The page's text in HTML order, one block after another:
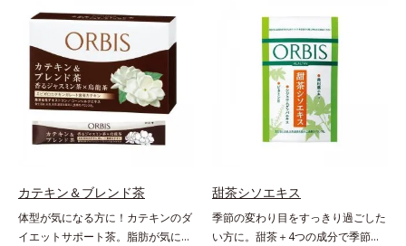
放出されます。またすこやかな美し
さのために、和漢植物由来成分とセ
ラミドをプラス。さらにストレス社
会に負けないためのGABAも配合し
ました。現代社会を生き抜く女性の
すこやかな毎日を応援します。
肌に。加水分解ヒアルロン酸配合。
浸透性と水分保持力のWのうるおい
ベールで、乾燥を寄せつけないもち
肌ボディを長時間キープします。
【ご使用方法】お風呂上がりなどの
清潔な肌に適量をやさしくなじませ
てください。
カテキン＆ブレンド茶
体型が気になる方に！カテキンのダ
イエットサポート茶。脂肪が気にな
甜茶シソエキス
季節の変わり目をすっきり過ごした
い方に。甜茶＋4つの成分で季節に